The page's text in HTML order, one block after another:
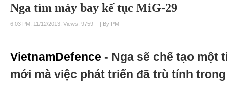
Nga tìm máy bay kế tục MiG-29
6:03 PM, 11/12/2013, Views: 9759 | By PM
VietnamDefence - Nga sẽ chế tạo một
mới mà việc phát triển đã trù tính